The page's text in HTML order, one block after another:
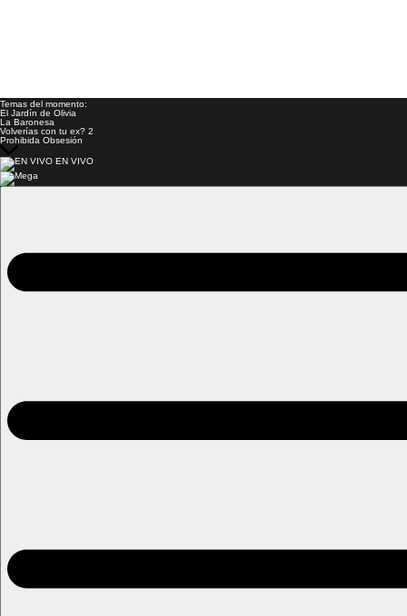
Temas del momento:
El Jardín de Olivia
La Baronesa
Volverías con tu ex? 2
Prohibida Obsesión
EN VIVO